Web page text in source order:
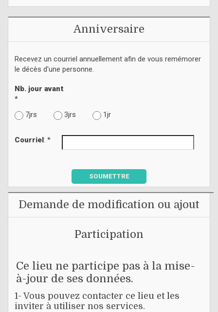
Anniversaire
Recevez un courriel annuellement afin de vous remémorer
le décès d'une personne.
Nb. jour avant
*
7jrs
3jrs 1jr
Courriel: *
SOUMETTRE
Demande de modification ou ajout
Participation
Ce lieu ne participe pas à la mise-
à-jour de ses données.
1- Vous pouvez contacter ce lieu et les
inviter à utiliser nos services.